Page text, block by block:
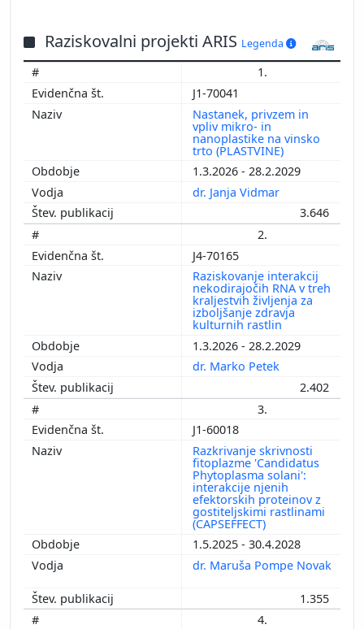
Raziskovalni projekti ARIS Legenda
1.
J1-70041
Nastanek, privzem in
vpliv mikro- in
nanoplastike na vinsko
trto (PLASTVINE)
1.3.2026 - 28.2.2029
dr. Janja Vidmar
3.646
2.
J4-70165
Raziskovanje interakcij
nekodirajočih RNA v treh
kraljestvih življenja za
izboljšanje zdravja
kulturnih rastlin
1.3.2026 - 28.2.2029
dr. Marko Petek
2.402
3.
J1-60018
Razkrivanje skrivnosti
fitoplazme 'Candidatus
Phytoplasma solani':
interakcije njenih
efektorskih proteinov z
gostiteljskimi rastlinami
(CAPSEFFECT)
1.5.2025 - 30.4.2028
dr. Maruša Pompe Novak
1.355
4.